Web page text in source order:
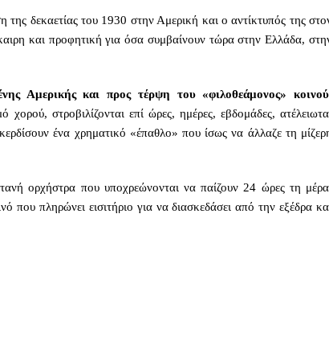
της δεκαετίας του 1930 στην Αμερική και ο αντίκτυπός της
και προφητική για όσα συμβαίνουν τώρα στην Ελλάδα,
Αμερικής και προς τέρψη του «φιλοθεάμονος» κοινού
χορού, στροβιλίζονται επί ώρες, ημέρες, εβδομάδες,
ένα χρηματικό «έπαθλο» που ίσως να άλλαζε τη
ορχήστρα που υποχρεώνονται να παίζουν 24 ώρες τη
που πληρώνει εισιτήριο για να διασκεδάσει από την εξέδρα